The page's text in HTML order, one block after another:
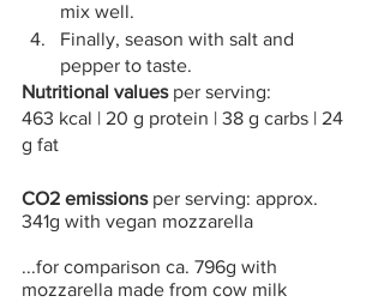
mix well.
Finally, season with salt and
pepper to taste.
Nutritional values per serving:
463 kcal | 20 g protein | 38 g carbs | 24
g fat
CO2 emissions per serving: approx.
341g with vegan mozzarella
...for comparison ca. 796g with
mozzarella made from cow milk